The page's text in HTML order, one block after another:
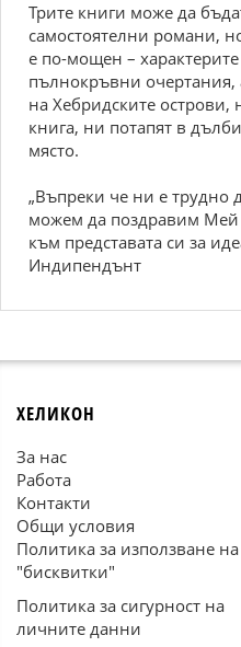
Трите книги може да
самостоятелни романи,
е по-мощен –
пълнокръвни очертания,
на Хебридските острови,
книга, ни потапят в
място.
„Въпреки че ни е трудно
можем да поздравим Мей
към представата си за
Индипендънт
ХЕЛИКОН
За нас
Работа
Контакти
Общи условия
Политика за използване на
"бисквитки"
Политика за сигурност на
личните данни